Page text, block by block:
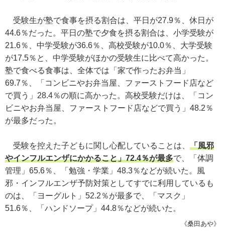
受験生が塾で食事を摂る割合は、平日が27.9％、休日が
44.6％だった。平日の塾で夕食を摂る割合は、小学受験が
21.6％、中学受験が36.6％、高校受験が10.0％、大学受験
が17.5％と、中学受験がほかの受験生に比べて高かった。
塾で食べる食事は、全体では「家で作ったお弁当」
69.7％、「コンビニやお弁当屋、ファーストフード店など
で買う」28.4％の順に高かった。高校受験だけは、「コン
ビニやお弁当屋、ファーストフード店などで買う」48.2％
が最多だった。
受験を控えた子どもに関し心配していることは、 「風邪
やインフルエンザにかかること」72.4％が最多で、「体調
管理」65.6％、「勉強・学業」48.3％などが続いた。風
邪・インフルエンザ予防対策としてすでに利用しているも
のは、「ヨーグルト」52.2％が最多で、「マスク」
51.6％、「ハンドソープ」44.8％などが続いた。
《桑田あや》